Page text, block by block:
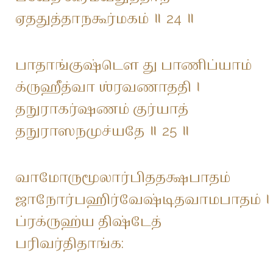
ஏததுத்தாநகூர்மகம் ॥ 24 ॥
பாதாங்குஷ்டௌ து பாணிப்யாம்
க்ருஹீத்வா ஶ்ரவணாததி ।
தநுராகர்ஷணம் குர்யாத்
தநுராஸநமுச்யதே ॥ 25 ॥
வாமோருமூலார்பிததக்ஷபாதம்
ஜாநோர்பஹிர்வேஷ்டிதவாமபாதம் ।
ப்ரக்ருஹ்ய திஷ்டேத்
பரிவர்திதாங்க: